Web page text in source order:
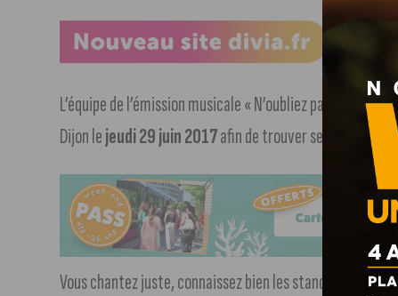
L’équipe de l’émission musicale « N’oubliez pas les
Dijon lejeudi 29 juin 2017afin de trouver ses prochains
Vous chantez juste, connaissez bien les standards de la